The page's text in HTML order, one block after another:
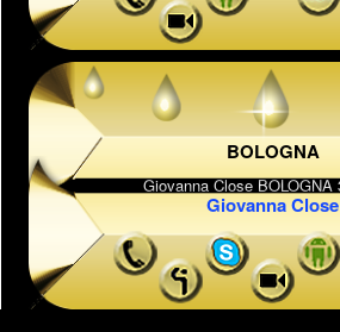
BOLOGNA
Giovanna Close